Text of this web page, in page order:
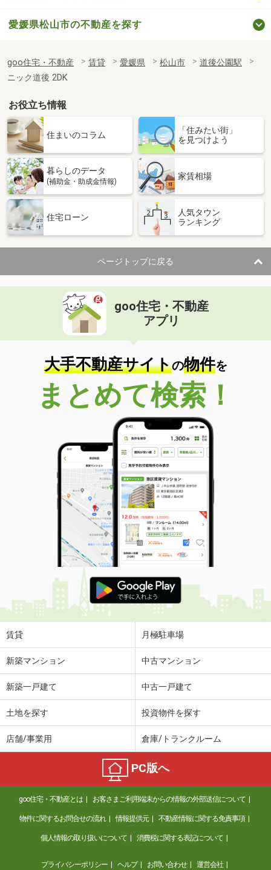
愛媛県松山市の不動産を探す
goo住宅・不動産 賃貸 愛媛県 松山市
道後公園駅
ニック道後 2DK
お役立ち情報
住まいのコラム
「住みたい街」
を見つけよう
暮らしのデータ
(補助金・助成金情報)
家賃相場
住宅ローン
人気タウン
ランキング
ページトップに戻る
goo住宅・不動産
アプリ
大手不動産サイトの物件を
まとめて検索！
賃貸 月極駐車場
新築マンション 中古マンション
新築一戸建て 中古一戸建て
土地を探す 投資物件を探す
店舗/事業用 倉庫/トランクルーム
PC版へ
goo住宅・不動産とは お客さまご利用端末からの情報の外部送信について
物件に関するお問合せの流れ 情報提供元 不動産情報に関する免責事項
個人情報の取り扱いについて 消費税に関する表記について
プライバシーポリシー ヘルプ お問い合わせ 運営会社